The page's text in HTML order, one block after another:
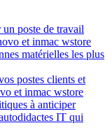
poste de travail
et inmac wstore
matérielles les plus
postes clients et
et inmac wstore
à anticiper
IT qui